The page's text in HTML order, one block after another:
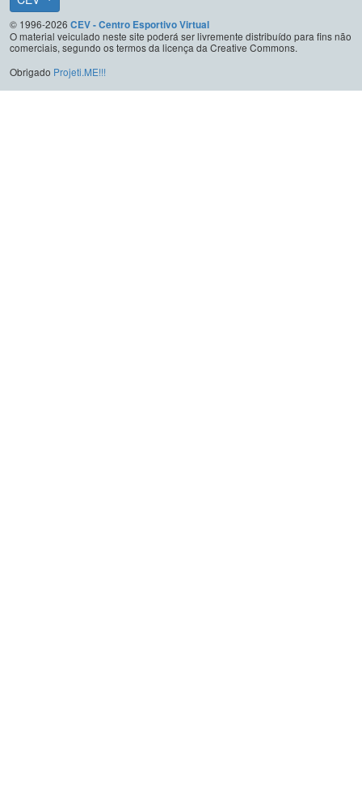
© 1996-2026 CEV - Centro Esportivo Virtual
O material veiculado neste site poderá ser livremente distribuído para fins não
comerciais, segundo os termos da licença da Creative Commons.
Obrigado Projeti.ME!!!